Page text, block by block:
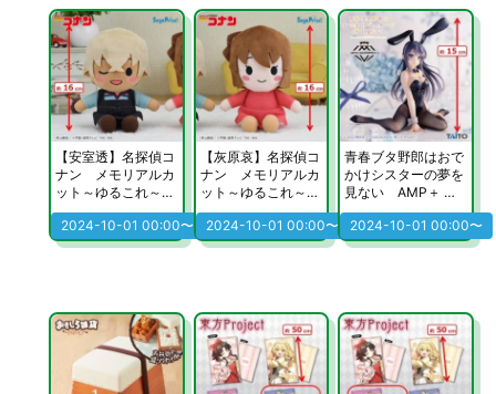
【安室透】名探偵コ
ナン メモリアルカ
ット～ゆるこれ～
ぬいぐるみVol.3
2024-10-01 00:00〜
【灰原哀】名探偵コ
ナン メモリアルカ
ット～ゆるこれ～
ぬいぐるみVol.3
2024-10-01 00:00〜
青春ブタ野郎はおで
かけシスターの夢を
見ない AMP＋ フ
ィギュア 桜島麻衣
～バニver.～
2024-10-01 00:00〜